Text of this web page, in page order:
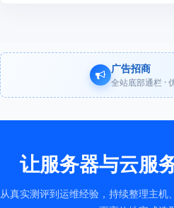
广告招商
全站底部通栏 ·
让服务器与云服
从真实测评到运维经验，持续整理主